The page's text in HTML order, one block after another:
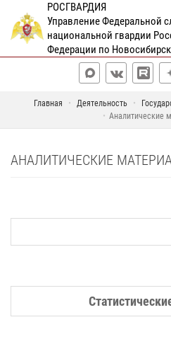
РОСГВАРДИЯ
Управление Федеральной
национальной гвардии
Федерации по
Главная Деятельность
Аналитические
АНАЛИТИЧЕСКИЕ